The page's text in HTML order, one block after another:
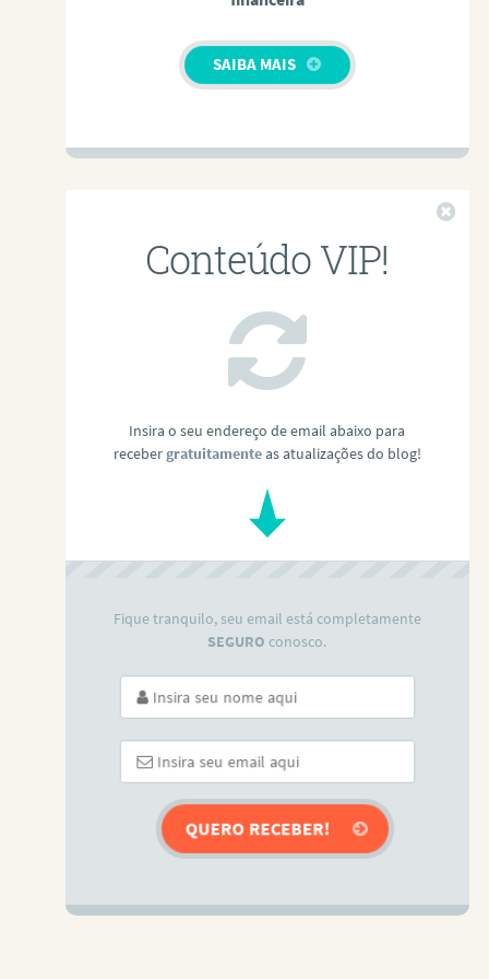
SAIBA MAIS
Conteúdo VIP!
Insira o seu endereço de email abaixo para
recebergratuitamenteas atualizações do blog!
Fique tranquilo, seu email está completamente
SEGURO conosco.